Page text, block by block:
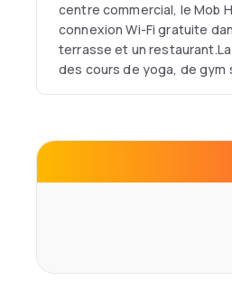
centre commercial, le Mob
connexion Wi-Fi gratuite
terrasse et un
des cours de yoga, de gym